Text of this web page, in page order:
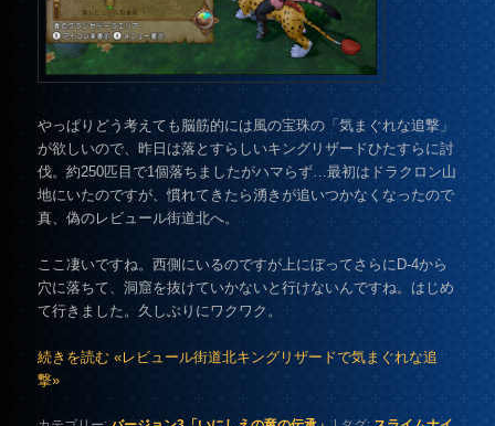
やっぱりどう考えても脳筋的には風の宝珠の「気まぐれな追撃」
が欲しいので、昨日は落とすらしいキングリザードひたすらに討
伐。約250匹目で1個落ちましたがハマらず…最初はドラクロン山
地にいたのですが、慣れてきたら湧きが追いつかなくなったので
真、偽のレビュール街道北へ。
ここ凄いですね。西側にいるのですが上にぼってさらにD-4から
穴に落ちて、洞窟を抜けていかないと行けないんですね。はじめ
て行きました。久しぶりにワクワク。
続きを読む «レビュール街道北キングリザードで気まぐれな追
撃»